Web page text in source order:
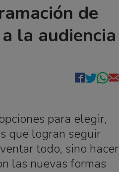
de
la audiencia
para elegir,
que logran seguir
todo, sino hacer
las nuevas formas